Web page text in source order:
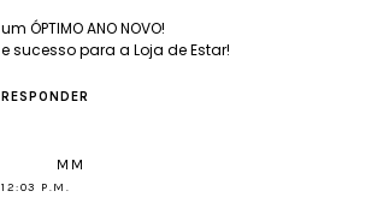
um ÓPTIMO ANO NOVO!
e sucesso para a Loja de Estar!
RESPONDER
MM
12:03 P.M.